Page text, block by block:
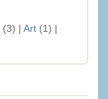
(3) | Art(1) |